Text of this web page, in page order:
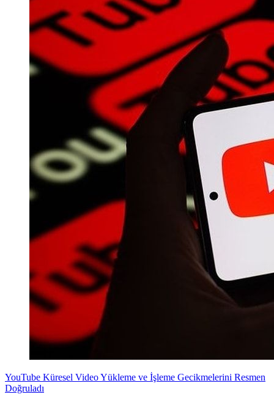
YouTube Küresel Video Yükleme ve İşleme Gecikmelerini Resmen
Doğruladı